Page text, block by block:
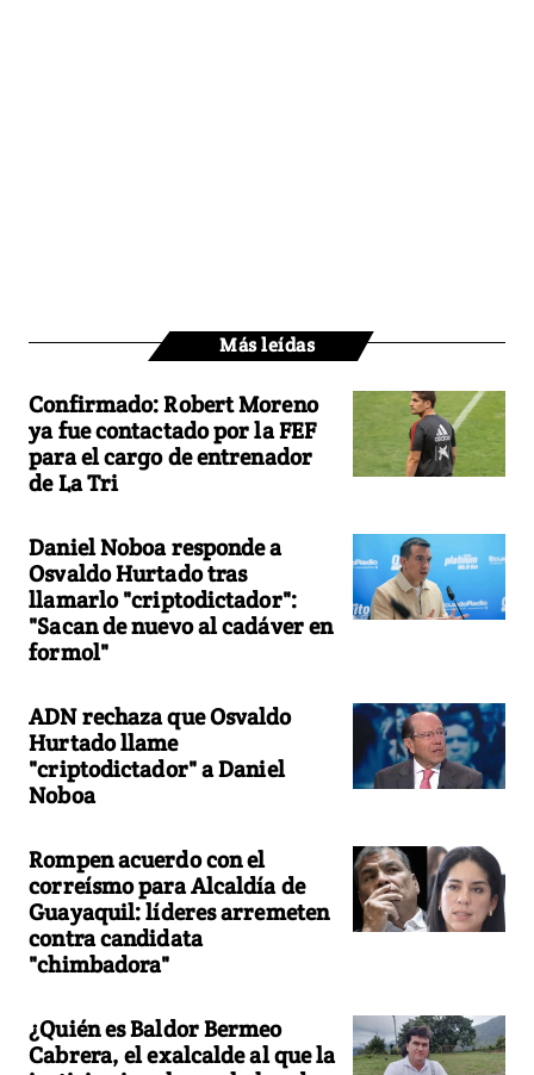
Más leídas
Confirmado: Robert Moreno
ya fue contactado por la FEF
para el cargo de entrenador
de La Tri
Daniel Noboa responde a
Osvaldo Hurtado tras
llamarlo "criptodictador":
"Sacan de nuevo al cadáver en
formol"
ADN rechaza que Osvaldo
Hurtado llame
"criptodictador" a Daniel
Noboa
Rompen acuerdo con el
correísmo para Alcaldía de
Guayaquil: líderes arremeten
contra candidata
"chimbadora"
¿Quién es Baldor Bermeo
Cabrera, el exalcalde al que la